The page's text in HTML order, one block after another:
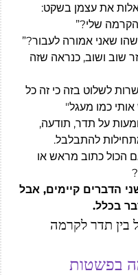
את עצמן בשקט:
שלי?”
שאני אמורה לעבור?”
שוב ושוב, כנראה שזה
לשלוט בזה כי זה כל
אותי כמו מעגל"
על תדר, תודעה,
להתבלבל.
הכול כתוב מראש או
הדברים קיימים, אבל
בכלל.
תדר לקרמה
בפשטות